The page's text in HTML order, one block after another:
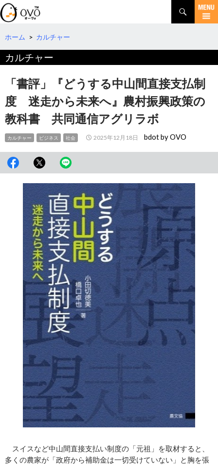
検
索
コ
テ
ツ
へ
ホーム > カルチャー
カルチャー
「書評」『どうする中山間直接支払制
度 迷走から未来へ』農村振興政策の
教科書 共同通信アグリラボ
カルチャー ビジネス 社会 2025年12月18日 bdot by OVO
スイスなど中山間直接支払い制度の「元祖」を取材すると、
多くの農家が「政府から補助金は一切受けていない」と胸を張